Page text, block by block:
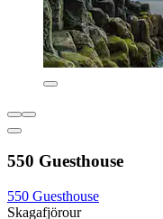
550 Guesthouse
550 Guesthouse
Skagafjörour